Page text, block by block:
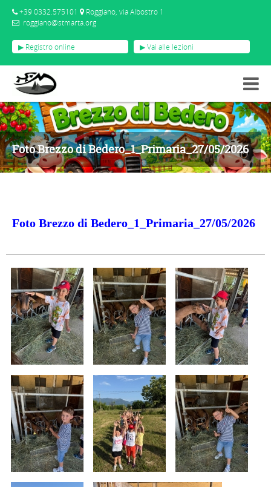
+39 0332.575101
Roggiano, via Albostro 1
roggiano@stmarta.org
▶ Registro online ▶ Vai alle lezioni
GALLERY FOTO BREZZO DI BEDERO_1_PRIMARIA_27/05/2026
Foto Brezzo di Bedero_1_Primaria_27/05/2026
Foto Brezzo di Bedero_1_Primaria_27/05/2026